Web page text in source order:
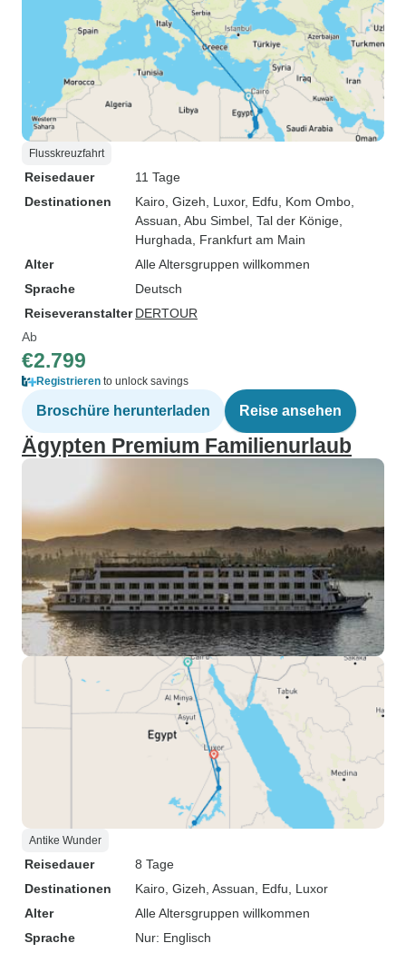
Flusskreuzfahrt
Reisedauer
11 Tage
Destinationen
Kairo , Gizeh , Luxor, Edfu , Kom Ombo
Assuan , Abu Simbel , Tal der Könige
Hurghada , Frankfurt am Main
Alter
Alle Altersgruppen willkommen
Sprache
Deutsch
Reiseveranstalter DERTOUR
Ab
€2.799
Registrieren to unlock savings
Broschüre herunterladen Reise ansehen
Ägypten Premium Familienurlaub
Antike Wunder
Reisedauer
8 Tage
Destinationen
Kairo , Gizeh , Assuan , Edfu , Luxor
Alter
Alle Altersgruppen willkommen
Sprache
Nur: Englisch